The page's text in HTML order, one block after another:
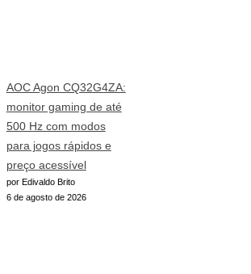
AOC Agon CQ32G4ZA:
monitor gaming de até
500 Hz com modos
para jogos rápidos e
preço acessível
por Edivaldo Brito
6 de agosto de 2026